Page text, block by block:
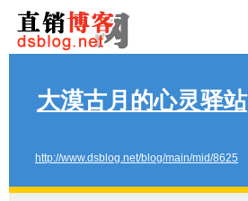
大漠古月的心灵驿站
http://www.dsblog.net/blog/main/mid/8625